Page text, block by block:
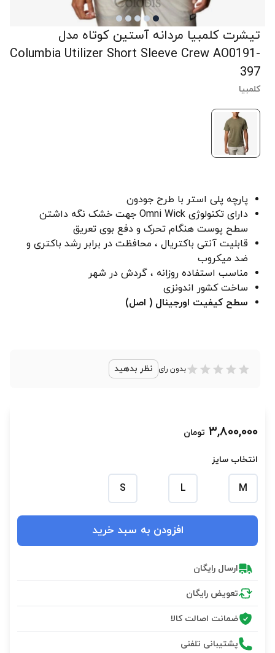
تیشرت کلمبیا مردانه آستین کوتاه مدل
Columbia Utilizer Short Sleeve Crew AO0191-
397
کلمبیا
پارچه پلی استر با طرح جودون
دارای تکنولوژی Omni Wick جهت خشک نگه داشتن
سطح پوست هنگام تحرک و دفع بوی تعریق
قابلیت آنتی باکتریال ، محافظت در برابر رشد باکتری و
ضد میکروب
مناسب استفاده روزانه ، گردش در شهر
ساخت کشور اندونزی
سطح کیفیت اورجینال ( اصل)
بدون رای نظر بدهید
۳,۸۰۰,۰۰۰ تومان
انتخاب سایز
M
L
S
افزودن به سبد خرید
ارسال رایگان
تعویض رایگان
ضمانت اصالت کالا
پشتیبانی تلفنی